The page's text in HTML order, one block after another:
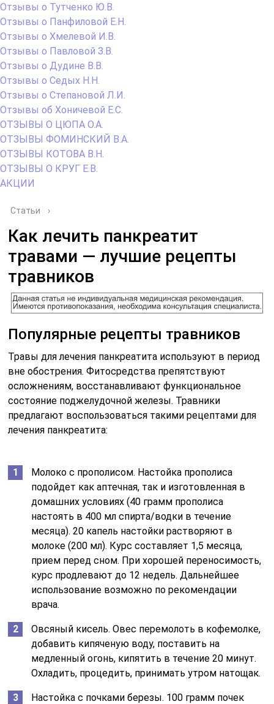
Отзывы о Тутченко Ю.В.
Отзывы о Панфиловой Е.Н.
Отзывы о Хмелевой И.В.
Отзывы о Павловой З.В.
Отзывы о Дудине В.В.
Отзывы о Седых Н.Н.
Отзывы о Степановой Л.И.
Отзывы об Хоничевой Е.С.
ОТЗЫВЫ О ЦЮПА О.А.
ОТЗЫВЫ ФОМИНСКИЙ В.А.
ОТЗЫВЫ КОТОВА В.Н.
ОТЗЫВЫ О КРУГ Е.В.
АКЦИИ
Статьи ›
Как лечить панкреатит
травами — лучшие рецепты
травников
Популярные рецепты травников
Травы для лечения панкреатита используют в период
вне обострения. Фитосредства препятствуют
осложнениям, восстанавливают функциональное
состояние поджелудочной железы. Травники
предлагают воспользоваться такими рецептами для
лечения панкреатита:
Молоко с прополисом. Настойка прополиса
подойдет как аптечная, так и изготовленная в
домашних условиях (40 грамм прополиса
настоять в 400 мл спирта/водки в течение
месяца). 20 капель настойки растворяют в
молоке (200 мл). Курс составляет 1,5 месяца,
прием перед сном. При хорошей переносимость,
курс продлевают до 12 недель. Дальнейшее
использование возможно по рекомендации
врача.
Овсяный кисель. Овес перемолоть в кофемолке,
добавить кипяченую воду, поставить на
медленный огонь, кипятить в течение 20 минут.
Охладить, процедить, принимать утром натощак.
Настойка с почками березы. 100 грамм почек